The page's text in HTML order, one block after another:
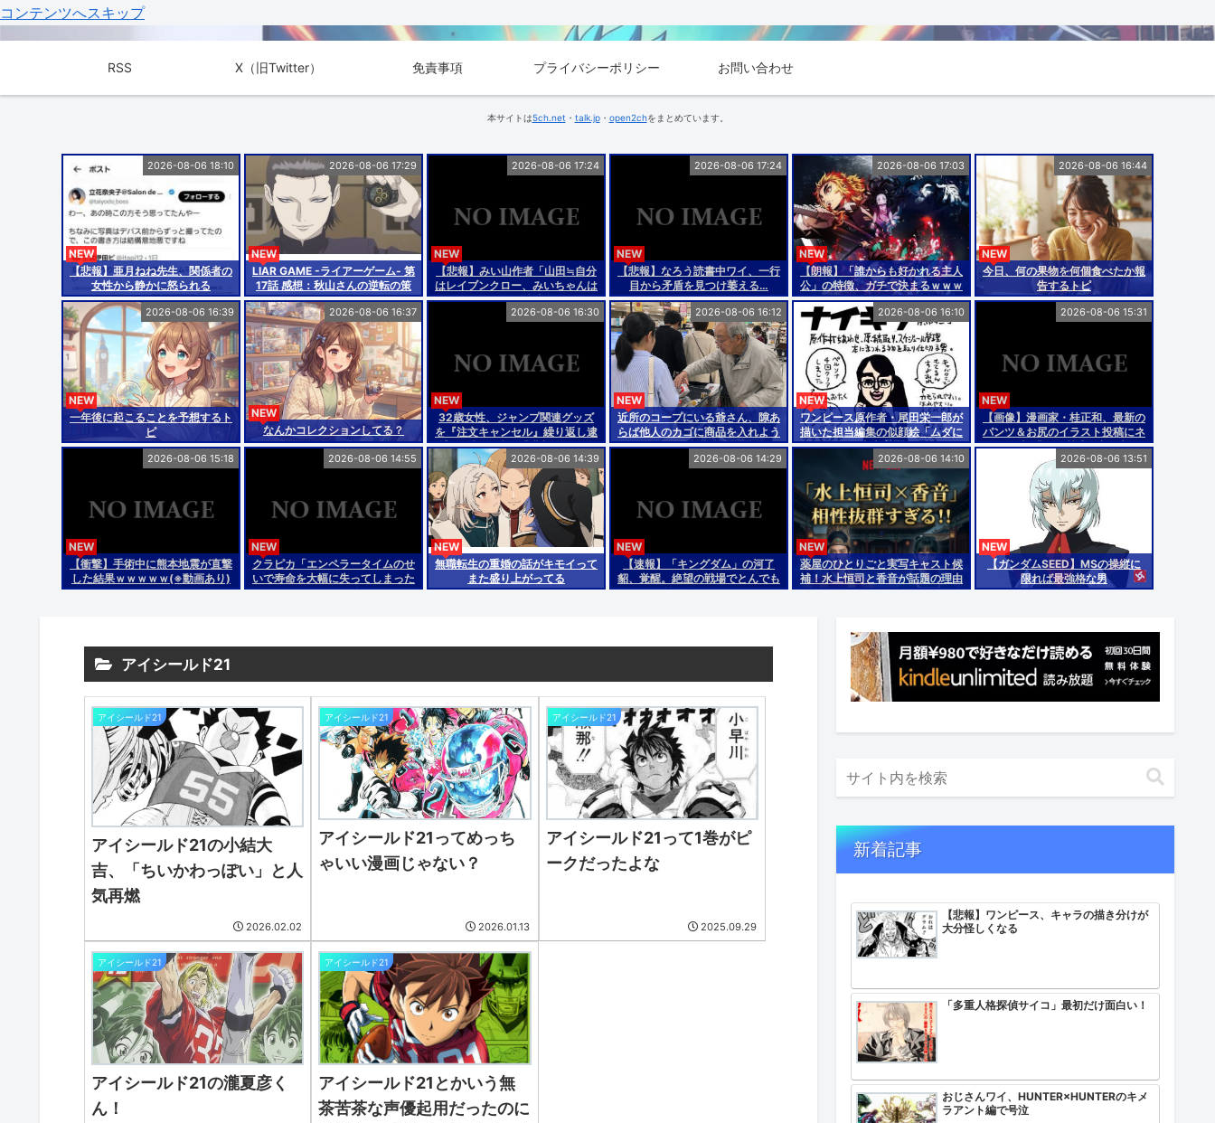
コンテンツへスキップ
RSS X（旧Twitter） 免責事項 プライバシーポリシー お問い合わせ
本サイトは5ch.net ・ talk.jp・ open2chをまとめています。
【悲報】亜月ねね先生、関係者の
女性から静かに怒られる
wwwwwwwwwwwwwwwwww
wwwwww
NEW
2026-08-06 18:10
LIAR GAME -ライアーゲーム- 第
17話 感想：秋山さんの逆転の策
がバレちゃった！
NEW
2026-08-06 17:29
【悲報】みい山作者「山田≒自分
はレイブンクロー、みいちゃんは
ハッフルパフ(特殊学級)」
NEW
2026-08-06 17:24
【悲報】なろう読書中ワイ、一行
目から矛盾を見つけ萎える…
NEW
2026-08-06 17:24
【朗報】「誰からも好かれる主人
公」の特徴、ガチで決まるｗｗｗ
ｗ
NEW
2026-08-06 17:03
今日、何の果物を何個食べたか報
告するトピ
NEW
2026-08-06 16:44
一年後に起こることを予想するト
ピ
NEW
2026-08-06 16:39
なんかコレクションしてる？
NEW
2026-08-06 16:37
32歳女性、ジャンプ関連グッズ
を『注文キャンセル』繰り返し逮
捕。総額43億。「購入した気分
になる」いやどう見ても在庫枯ら
せての転売だろ
NEW
2026-08-06 16:30
近所のコープにいる爺さん、隙あ
らば他人のカゴに商品を入れよう
とする
NEW
2026-08-06 16:12
ワンピース原作者・尾田栄一郎が
描いた担当編集の似顔絵「ムダに
東大卒」
NEW
2026-08-06 16:10
【画像】漫画家・桂正和、最新の
パンツ＆お尻のイラスト投稿にネ
ット衝撃「この質感の出し方」
「実写かと思いました」
NEW
2026-08-06 15:31
【衝撃】手術中に熊本地震が直撃
した結果ｗｗｗｗｗ(※動画あり)
NEW
2026-08-06 15:18
クラピカ「エンペラータイムのせ
いで寿命を大幅に失ってしまった
けどそれでちょうど他の人間の寿
NEW
2026-08-06 14:55
無職転生の重婚の話がキモイって
また盛り上がってる
NEW
2026-08-06 14:39
【速報】「キングダム」の河了
貂、覚醒。絶望の戦場でとんでも
ない策を思いつくwww
NEW
2026-08-06 14:29
薬屋のひとりごと実写キャスト候
補！水上恒司と香音が話題の理由
NEW
2026-08-06 14:10
【ガンダムSEED】MSの操縦に
限れば最強格な男
NEW
2026-08-06 13:51
アイシールド21
アイシールド21
アイシールド21の小結大
吉、「ちいかわっぽい」と人
気再燃
2026.02.02
アイシールド21
アイシールド21ってめっち
ゃいい漫画じゃない？
2026.01.13
アイシールド21
アイシールド21って1巻がピ
ークだったよな
2025.09.29
アイシールド21
アイシールド21の瀧夏彦く
ん！
アイシールド21
アイシールド21とかいう無
茶苦茶な声優起用だったのに
新着記事
【悲報】ワンピース、キャラの描き分けが
大分怪しくなる
「多重人格探偵サイコ」最初だけ面白い！
おじさんワイ、HUNTER×HUNTERのキメ
ラアント編で号泣